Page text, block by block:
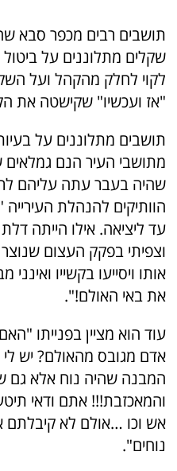
שקלים מתלוננים על
לקוי לחלק מהקהל ועל
"אז ועכשיו" שקישטה את
תושבים מתלוננים על
מתושבי העיר הנם
שהיה בעבר עתה עליהם
הוותיקים להנהלת
וצפיתי בפקק העצום
אותו ויסייעו בקשייו
את באי האולם!".
עוד הוא מציין בפנייתו
אדם מגובס מהאולם? יש
המבנה שהיה נוח אלא גם
והמאכזבת!!! אתם ודאי
אש וכו …אולם לא קיבלתם
נוחים".